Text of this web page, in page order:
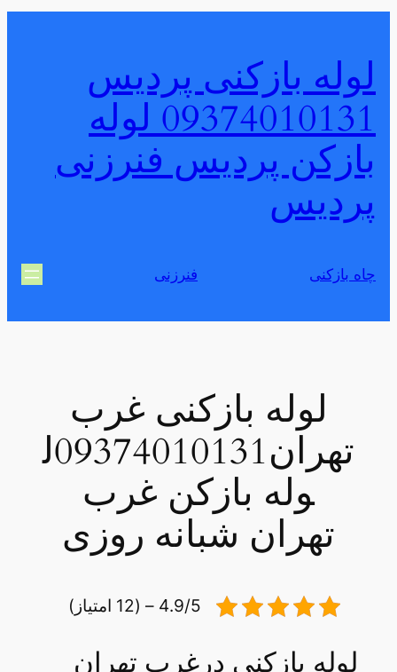
لوله بازکنی پردیس
09374010131 لوله
بازکن پردیس فنرزنی
پردیس
چاه بازکنی فنرزنی
لوله بازکنی غرب
تهران09374010131ل
وله بازکن غرب
تهران شبانه روزی
4.9/5 – (12 امتیاز)
لوله بازکنی درغرب تهران